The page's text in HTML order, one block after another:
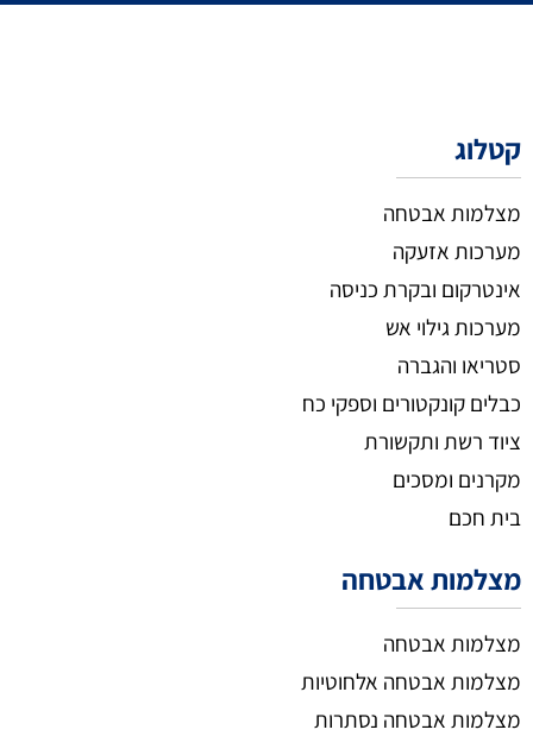
קטלוג
מצלמות אבטחה
מערכות אזעקה
אינטרקום ובקרת כניסה
מערכות גילוי אש
סטריאו והגברה
כבלים קונקטורים וספקי כח
ציוד רשת ותקשורת
מקרנים ומסכים
בית חכם
מצלמות אבטחה
מצלמות אבטחה
מצלמות אבטחה אלחוטיות
מצלמות אבטחה נסתרות